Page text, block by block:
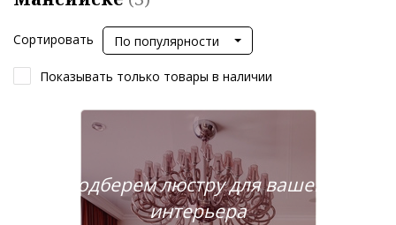
Сортировать По популярности
Показывать только товары в наличии
Подберем люстру для вашего
интерьера